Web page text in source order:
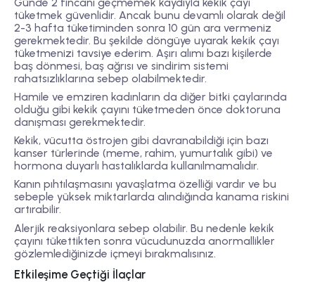
tüketmek güvenlidir. Ancak bunu devamlı olarak değil
2-3 hafta tüketiminden sonra 10 gün ara vermeniz
gerekmektedir. Bu şekilde döngüye uyarak kekik çayı
tüketmenizi tavsiye ederim. Aşırı alımı bazı kişilerde
baş dönmesi, baş ağrısı ve sindirim sistemi
rahatsızlıklarına sebep olabilmektedir.
Hamile ve emziren kadınların da diğer bitki çaylarında
olduğu gibi kekik çayını tüketmeden önce doktoruna
danışması gerekmektedir.
Kekik, vücutta östrojen gibi davranabildiği için bazı
kanser türlerinde (meme, rahim, yumurtalık gibi) ve
hormona duyarlı hastalıklarda kullanılmamalıdır.
Kanın pıhtılaşmasını yavaşlatma özelliği vardır ve bu
sebeple yüksek miktarlarda alındığında kanama riskini
artırabilir.
Alerjik reaksiyonlara sebep olabilir. Bu nedenle kekik
çayını tükettikten sonra vücudunuzda anormallikler
gözlemlediğinizde içmeyi bırakmalısınız.
Etkileşime Geçtiği İlaçlar